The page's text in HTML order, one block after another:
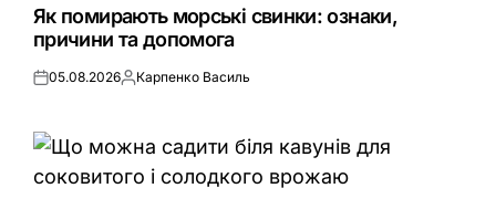
Як помирають морські свинки: ознаки,
причини та допомога
Оприлюднено
05.08.2026Опубліковано
Карпенко Василь